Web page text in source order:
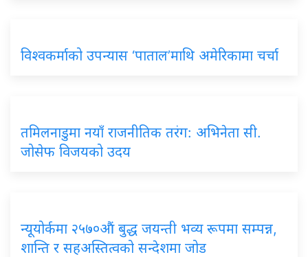
विश्वकर्माको उपन्यास ‘पाताल’माथि अमेरिकामा चर्चा
तमिलनाडुमा नयाँ राजनीतिक तरंग: अभिनेता सी.
जोसेफ विजयको उदय
न्यूयोर्कमा २५७०औं बुद्ध जयन्ती भव्य रूपमा सम्पन्न,
शान्ति र सहअस्तित्वको सन्देशमा जोड